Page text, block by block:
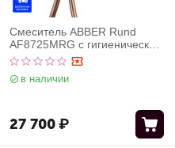
Смеситель ABBER Rund
AF8725MRG с гигиеническим
душем, розовое золото
матовое
в наличии
27 700₽